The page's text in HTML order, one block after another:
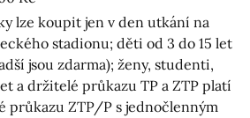
lze koupit jen v den utkání na
stadionu; děti od 3 do 15 let
jsou zdarma); ženy, studenti,
a držitelé průkazu TP a ZTP platí
průkazu ZTP/P s jednočlenným